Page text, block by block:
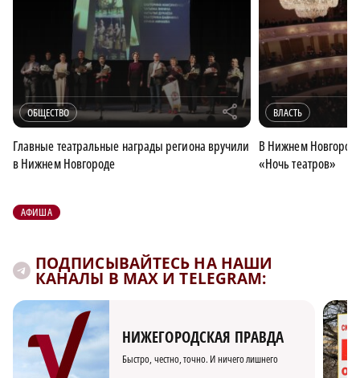
ОБЩЕСТВО r
Главные театральные награды региона вручили
в Нижнем Новгороде
ВЛАСТЬ
В Нижнем
«Ночь театров»
АФИША
ПОДПИСЫВАЙТЕСЬ НА НАШИ
КАНАЛЫ В MAX И TELEGRAM:
НИЖЕГОРОДСКАЯ ПРАВДА
Быстро, честно, точно. И ничего лишнего